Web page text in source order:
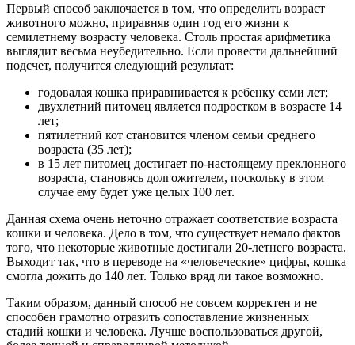
Первый способ заключается в том, что определить возраст
животного можно, приравняв один год его жизни к
семилетнему возрасту человека. Столь простая арифметика
выглядит весьма неубедительно. Если провести дальнейший
подсчет, получится следующий результат:
годовалая кошка приравнивается к ребенку семи лет;
двухлетний питомец является подростком в возрасте 14
лет;
пятилетний кот становится членом семьи среднего
возраста (35 лет);
в 15 лет питомец достигает по-настоящему преклонного
возраста, становясь долгожителем, поскольку в этом
случае ему будет уже целых 100 лет.
Данная схема очень неточно отражает соответствие возраста
кошки и человека. Дело в том, что существует немало фактов
того, что некоторые животные достигали 20-летнего возраста.
Выходит так, что в переводе на «человеческие» цифры, кошка
смогла дожить до 140 лет. Только вряд ли такое возможно.
Таким образом, данный способ не совсем корректен и не
способен грамотно отразить сопоставление жизненных
стадий кошки и человека. Лучше воспользоваться другой,